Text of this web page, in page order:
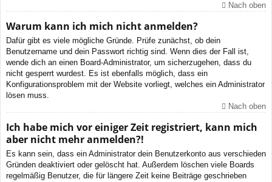
Nach oben
Warum kann ich mich nicht anmelden?
Dafür gibt es viele mögliche Gründe. Prüfe zunächst, ob dein
Benutzername und dein Passwort richtig sind. Wenn dies der Fall ist,
wende dich an einen Board-Administrator, um sicherzugehen, dass du
nicht gesperrt wurdest. Es ist ebenfalls möglich, dass ein
Konfigurationsproblem mit der Website vorliegt, welches ein Administrator
lösen muss.
Nach oben
Ich habe mich vor einiger Zeit registriert, kann mich
aber nicht mehr anmelden?!
Es kann sein, dass ein Administrator dein Benutzerkonto aus verschieden
Gründen deaktiviert oder gelöscht hat. Außerdem löschen viele Boards
regelmäßig Benutzer, die für längere Zeit keine Beiträge geschrieben